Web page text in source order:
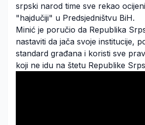
srpski narod time sve rekao
"hajdučiji" u Predsjedništvu BiH.
Minić je poručio da Republika
nastaviti da jača svoje institucije,
standard građana i koristi sve
koji ne idu na štetu Republike